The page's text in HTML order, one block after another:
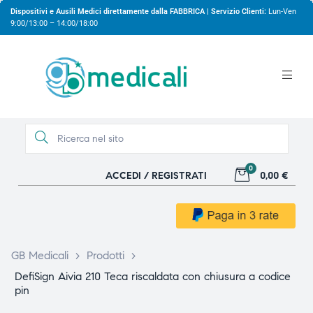
Dispositivi e Ausili Medici direttamente dalla FABBRICA | Servizio Clienti: Lun-Ven
9:00/13:00 – 14:00/18:00
ACCEDI / REGISTRATI
0
0,00 €
GB Medicali > Prodotti
>
DefiSign Aivia 210 Teca riscaldata con chiusura a codice
pin